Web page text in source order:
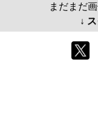
まだまだ
↓